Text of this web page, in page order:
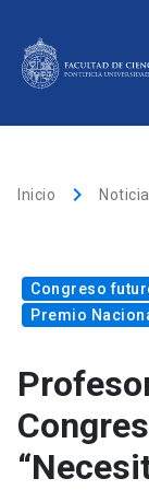
Biblioteca launch
Quiénes
Inicio keyboard_arrow_right
Congreso
Premio